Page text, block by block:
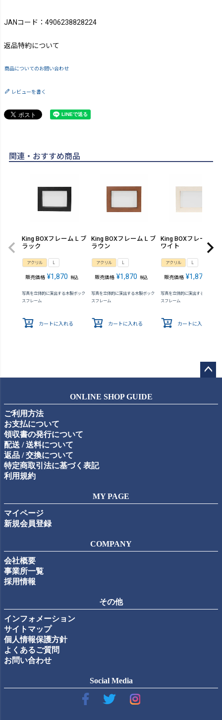
JANコード：4906238828224
返品特約について
商品についてのお問い合わせ
レビューを書く
関連・おすすめ商品
King BOXフレーム L ブ
ラック
アクリル
販売価格 ¥1,870 税込
写真を立体的に演出する木製ボック
スフレーム
カートに入れる
King BOXフレーム L ブ
ラウン
アクリル
販売価格 ¥1,870 税込
写真を立体的に演出する木製ボック
スフレーム
カートに入れる
King BOXフレーム L
ワイト
アクリル
販売価格 ¥1,870
写真を立体的に演出する木製ボッ
スフレーム
カートに入れる
ップ
ONLINE SHOP GUIDE
ご利用方法
お支払について
領収書の発行について
配送 / 送料について
返品 / 交換について
特定商取引法に基づく表記
利用規約
MY PAGE
マイページ
新規会員登録
COMPANY
会社概要
事業所一覧
採用情報
その他
インフォメーション
サイトマップ
個人情報保護方針
よくあるご質問
お問い合わせ
Social Media